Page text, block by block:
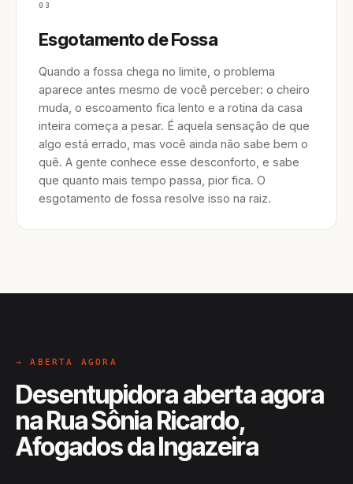
03
Esgotamento de Fossa
Quando a fossa chega no limite, o problema
aparece antes mesmo de você perceber: o cheiro
muda, o escoamento fica lento e a rotina da casa
inteira começa a pesar. É aquela sensação de que
algo está errado, mas você ainda não sabe bem o
quê. A gente conhece esse desconforto, e sabe
que quanto mais tempo passa, pior fica. O
esgotamento de fossa resolve isso na raiz.
→ ABERTA AGORA
Desentupidora aberta agora
na Rua Sônia Ricardo,
Afogados da Ingazeira